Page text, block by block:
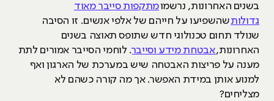
בשנים האחרונות, נרשמומתקפות סייבר מאוד
גדולותשהשפיעו על חייהם של אלפי אנשים. זו הסיבה
שנולד תחום טכנולוגי חדש שתופס תאוצה בשנים
האחרונות,אבטחת מידע וסייבר. לוחמי הסייבר אמורים לתת
מענה על פריצות האבטחה שיש במערכת של הארגון ואף
למנוע אותן במידת האפשר. אך מה קורה כשהם לא
מצליחים?